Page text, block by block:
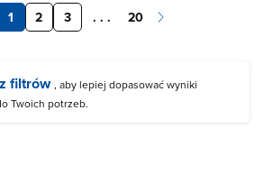
1 2 3 . . . 20
filtrów , aby lepiej dopasować wyniki
Twoich potrzeb.